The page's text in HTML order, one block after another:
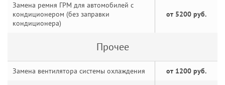
Замена ремня ГРМ для автомобилей с
кондиционером (без заправки
кондиционера)
от 5200 руб.
Прочее
Замена вентилятора системы охлаждения от 1200 руб.